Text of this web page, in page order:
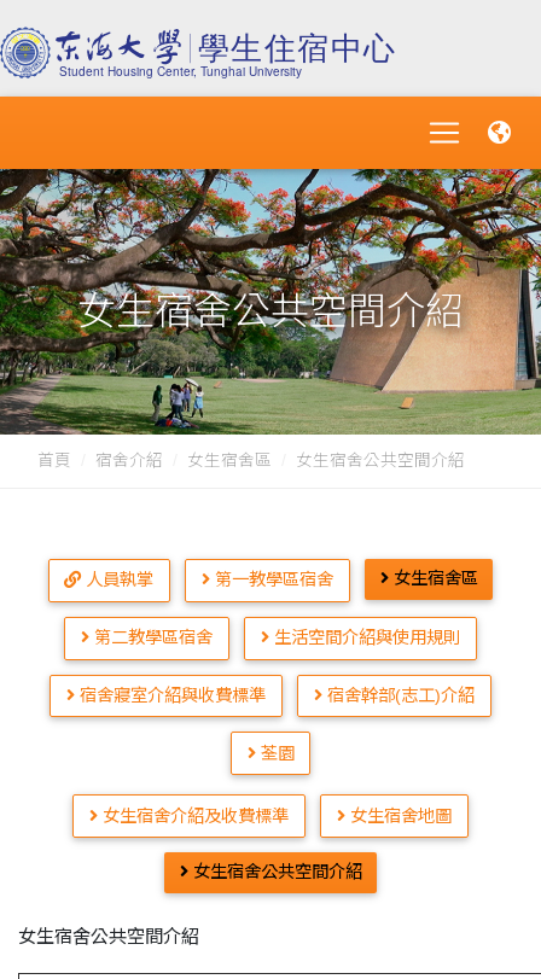
女生宿舍公共空間介紹
首頁 宿舍介紹 女生宿舍區 女生宿舍公共空間介紹
人員執掌 第一教學區宿舍 女生宿舍區
第二教學區宿舍 生活空間介紹與使用規則
宿舍寢室介紹與收費標準 宿舍幹部(志工)介紹
荃園
女生宿舍介紹及收費標準 女生宿舍地圖
女生宿舍公共空間介紹
女生宿舍公共空間介紹